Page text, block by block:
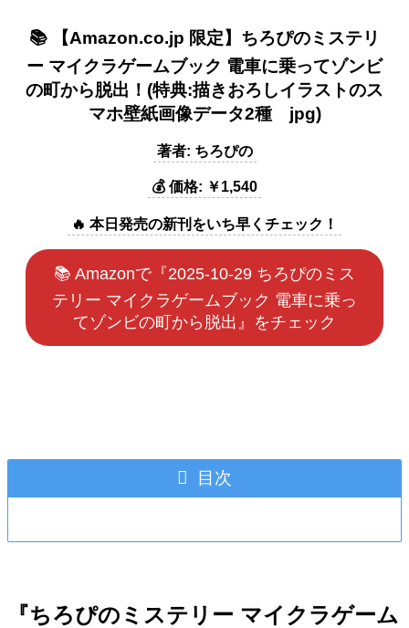
📚 【Amazon.co.jp 限定】ちろぴのミステリ
ー マイクラゲームブック 電車に乗ってゾンビ
の町から脱出！(特典:描きおろしイラストのス
マホ壁紙画像データ2種 jpg)
著者: ちろぴの
💰 価格: ￥1,540
🔥 本日発売の新刊をいち早くチェック！
📚 Amazonで『2025-10-29 ちろぴのミス
テリー マイクラゲームブック 電車に乗っ
てゾンビの町から脱出』をチェック
目次
『ちろぴのミステリー マイクラゲーム